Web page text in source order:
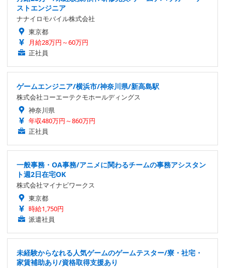
ストエンジニア
ナナイロモバイル株式会社
東京都
月給28万円～60万円
正社員
ゲームエンジニア/横浜市/神奈川県/新高島駅
株式会社コーエーテクモホールディングス
神奈川県
年収480万円～860万円
正社員
一般事務・OA事務/アニメに関わるチームの事務アシスタン
ト週2日在宅OK
株式会社マイナビワークス
東京都
時給1,750円
派遣社員
未経験からなれる人気ゲームのゲームテスター/寮・社宅・
家賃補助あり/資格取得支援あり